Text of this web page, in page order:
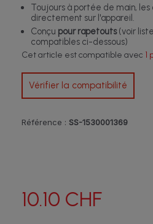
Toujours à portée de main, les
directement sur l'appareil.
Conçu pour rapetouts(voir
compatibles ci-dessous)
Cet article est compatible avec 1
Vérifier la compatibilité
Référence : SS-1530001369
10.10 CHF